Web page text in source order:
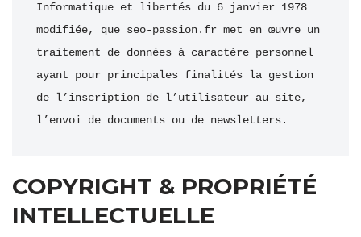
Informatique et libertés du 6 janvier 1978
modifiée, que seo-passion.fr met en œuvre un
traitement de données à caractère personnel
ayant pour principales finalités la gestion
de l’inscription de l’utilisateur au site,
l’envoi de documents ou de newsletters.​
COPYRIGHT & PROPRIÉTÉ
INTELLECTUELLE